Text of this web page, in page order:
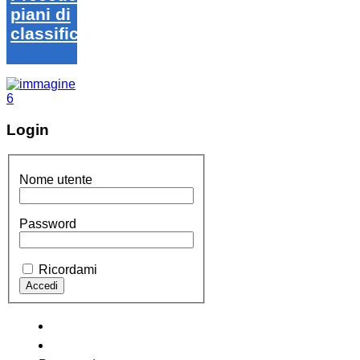
piani di
classifica
Login
Nome utente
Password
Ricordami